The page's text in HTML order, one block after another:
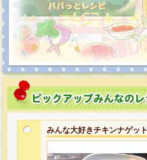
みんな大好きチキンナゲット